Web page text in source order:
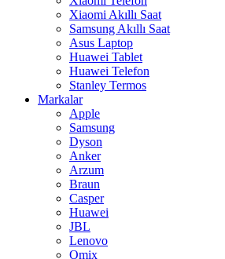
Xiaomi Akıllı Saat
Samsung Akıllı Saat
Asus Laptop
Huawei Tablet
Huawei Telefon
Stanley Termos
Markalar
Apple
Samsung
Dyson
Anker
Arzum
Braun
Casper
Huawei
JBL
Lenovo
Omix